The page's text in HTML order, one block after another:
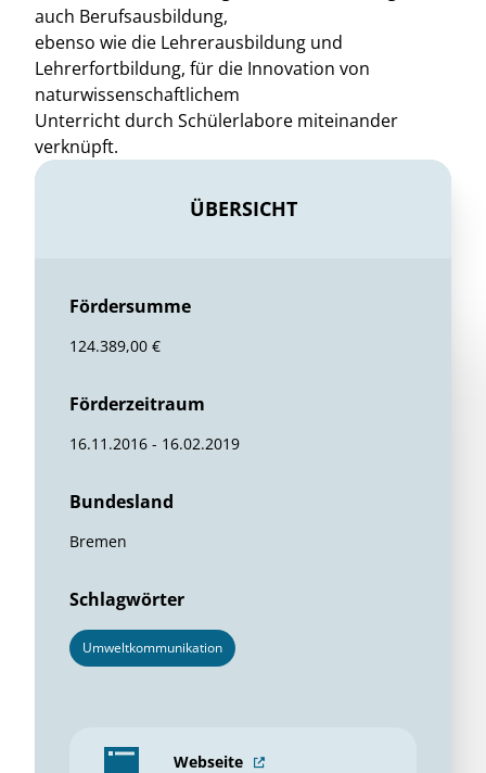
auch Berufsausbildung,
ebenso wie die Lehrerausbildung und
Lehrerfortbildung, für die Innovation von
naturwissenschaftlichem
Unterricht durch Schülerlabore miteinander
verknüpft.
ÜBERSICHT
Fördersumme
124.389,00 €
Förderzeitraum
16.11.2016 - 16.02.2019
Bundesland
Bremen
Schlagwörter
Umweltkommunikation
Webseite